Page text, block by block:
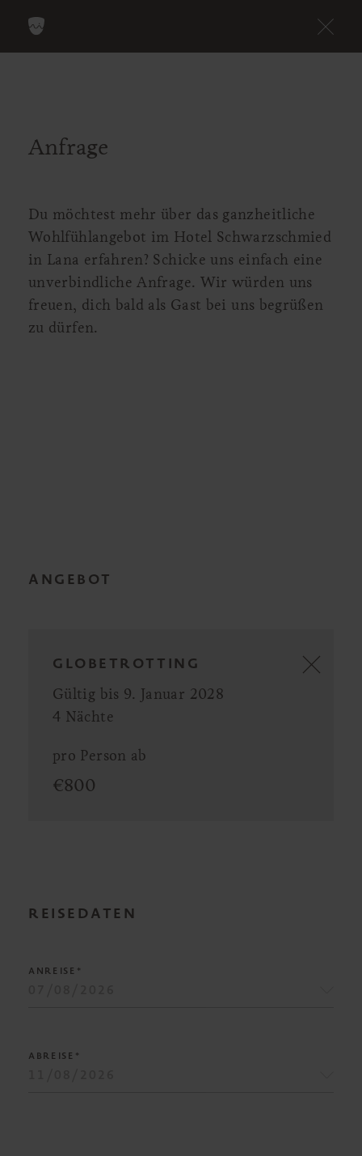
Anfrage
Du möchtest mehr über das ganzheitliche
Wohlfühlangebot im Hotel Schwarzschmied
in Lana erfahren? Schicke uns einfach eine
unverbindliche Anfrage. Wir würden uns
freuen, dich bald als Gast bei uns begrüßen
zu dürfen.
ANGEBOT
GLOBETROTTING
Gültig bis 9. Januar 2028
4 Nächte
pro Person ab
€800
REISEDATEN
ANREISE*
ABREISE*